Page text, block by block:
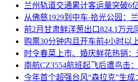
兰州轨道交通累计客运量突破6
从佛慈1929到中车·拾光公园：
前2月甘肃鲜洋葱出口824.1万元
购票30分钟内且开车前4小时以
时令春菜上市、婚庆鲜花热销
南航CZ3554航班起飞后遭鸟击
今年首个超强台风“森拉克”生